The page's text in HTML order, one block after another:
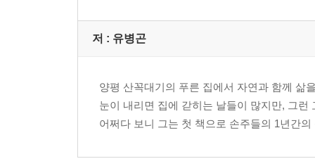
저 : 유병곤
양평 산꼭대기의 푸른 집에서 자연과 함께 삶
눈이 내리면 집에 갇히는 날들이 많지만, 그런
어쩌다 보니 그는 첫 책으로 손주들의 1년간